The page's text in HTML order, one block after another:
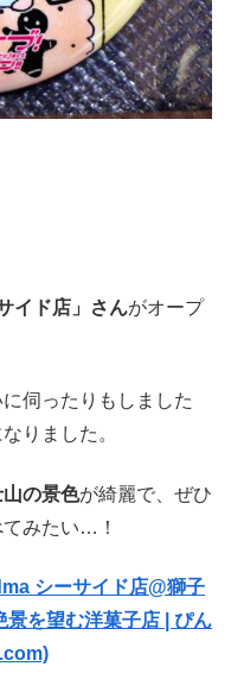
イド店」さんがオープ
伺ったりもしました
りました。
の景色が綺麗で、ぜひ
みたい…！
シーサイド店@獅子
を望む洋菓子店 | ぴん